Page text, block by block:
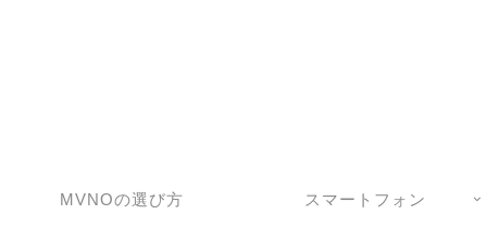
MVNOの選び方 スマートフォン